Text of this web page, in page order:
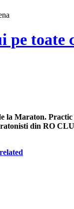
toate
Maraton.
din RO